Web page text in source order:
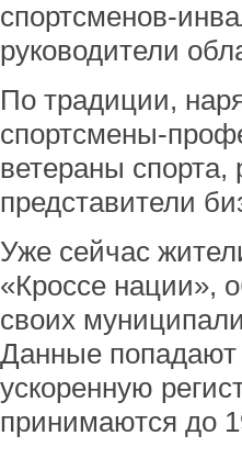
спортсменов-
руководители
По традиции,
спортсмены-
ветераны спорта,
представители
Уже сейчас
«Кроссе нации»,
своих
Данные попадают
ускоренную
принимаются до